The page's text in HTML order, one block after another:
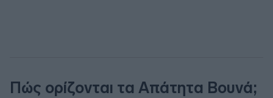
Πώς ορίζονται τα Απάτητα Βουνά;